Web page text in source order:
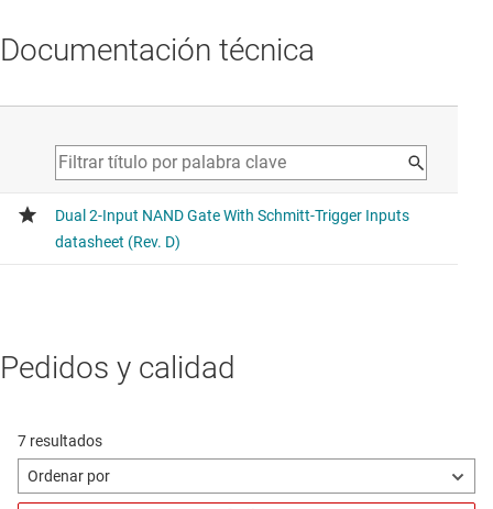
Documentación técnica
Pedidos y calidad